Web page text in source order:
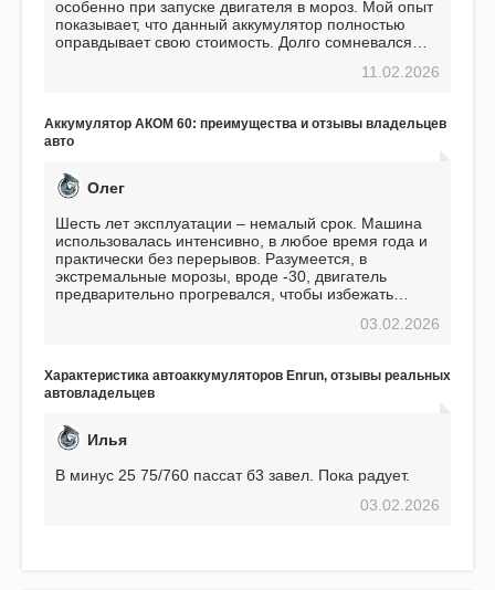
особенно при запуске двигателя в мороз. Мой опыт
показывает, что данный аккумулятор полностью
оправдывает свою стоимость. Долго сомневался
пожалел. Считаю, что это отличное вложение,11.02.2026
Аккумулятор АКОМ 60: преимущества и отзывы владельцев
авто
Олег
Шесть лет эксплуатации – немалый срок. Машина
использовалась интенсивно, в любое время года и
практически без перерывов. Разумеется, в
экстремальные морозы, вроде -30, двигатель
предварительно прогревался, чтобы избежать
использования не было ни единой поломки,
EFB 75. Судя по характеристикам, он даже
превосходит предыдущую модель.
03.02.2026
Характеристика автоаккумуляторов Enrun, отзывы реальных
автовладельцев
Илья
В минус 25 75/760 пассат б3 завел. Пока радует.
03.02.2026